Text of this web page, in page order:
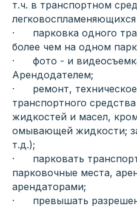
т.ч. в транспортном
· парковка одного
более чем на одном
· фото - и видеосъемка
Арендодателем;
· ремонт, техническое
транспортного
жидкостей и масел,
омывающей жидкости;
т.д.);
· парковать
парковочные места,
арендаторами;
· превышать